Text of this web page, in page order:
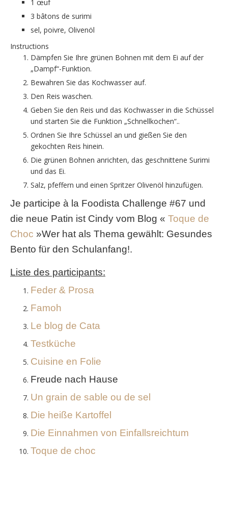
1 œuf
3 bâtons de surimi
sel, poivre, Olivenöl
Instructions
Dämpfen Sie Ihre grünen Bohnen mit dem Ei auf der
„Dampf“-Funktion.
Bewahren Sie das Kochwasser auf.
Den Reis waschen.
Geben Sie den Reis und das Kochwasser in die Schüssel
und starten Sie die Funktion „Schnellkochen“..
Ordnen Sie Ihre Schüssel an und gießen Sie den
gekochten Reis hinein.
Die grünen Bohnen anrichten, das geschnittene Surimi
und das Ei.
Salz, pfeffern und einen Spritzer Olivenöl hinzufügen.
Je participe à la Foodista Challenge #67 und
die neue Patin ist Cindy vom Blog « Toque de
Choc »Wer hat als Thema gewählt: Gesundes
Bento für den Schulanfang!.
Liste des participants:
Feder & Prosa
Famoh
Le blog de Cata
Testküche
Cuisine en Folie
Freude nach Hause
Un grain de sable ou de sel
Die heiße Kartoffel
Die Einnahmen von Einfallsreichtum
Toque de choc